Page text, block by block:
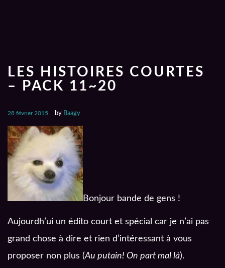
LES HISTOIRES COURTES
– PACK 11~20
28 février 2015 by Baagy
Bonjour bande de gens !
Aujourdh’ui un édito court et spécial car je n’ai pas
grand chose à dire et rien d’intéressant à vous
proposer non plus (Au putain! On part mal là).